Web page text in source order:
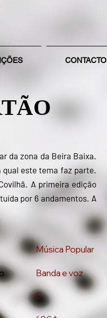
CONTACTO
da zona da Beira Baixa.
qual este tema faz parte.
A primeira edição
por 6 andamentos. A
Música Popular
Banda e voz
C